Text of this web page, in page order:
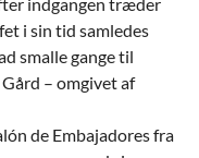
i sin tid samledes
smalle gange til
– omgivet af
de Embajadores fra